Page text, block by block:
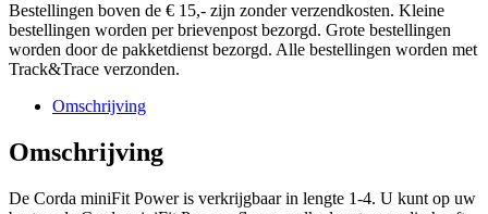
Bestellingen boven de € 15,- zijn zonder verzendkosten. Kleine
bestellingen worden per brievenpost bezorgd. Grote bestellingen
worden door de pakketdienst bezorgd. Alle bestellingen worden met
Track&Trace verzonden.
Omschrijving
Omschrijving
De Corda miniFit Power is verkrijgbaar in lengte 1-4. U kunt op uw